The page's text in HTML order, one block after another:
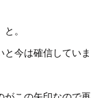
。
と今は確信していま